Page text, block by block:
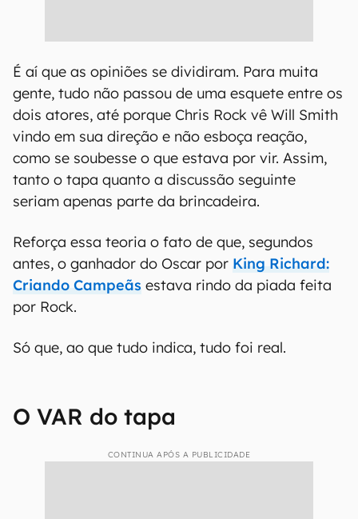
É aí que as opiniões se dividiram. Para muita
gente, tudo não passou de uma esquete entre os
dois atores, até porque Chris Rock vê Will Smith
vindo em sua direção e não esboça reação,
como se soubesse o que estava por vir. Assim,
tanto o tapa quanto a discussão seguinte
seriam apenas parte da brincadeira.
Reforça essa teoria o fato de que, segundos
antes, o ganhador do Oscar por King Richard:
Criando Campeãs estava rindo da piada feita
por Rock.
Só que, ao que tudo indica, tudo foi real.
O VAR do tapa
CONTINUA APÓS A PUBLICIDADE